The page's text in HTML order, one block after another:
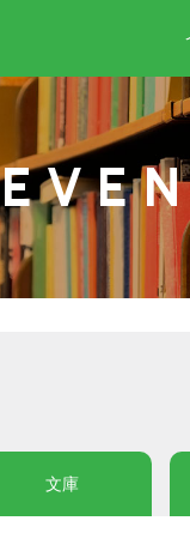
文庫